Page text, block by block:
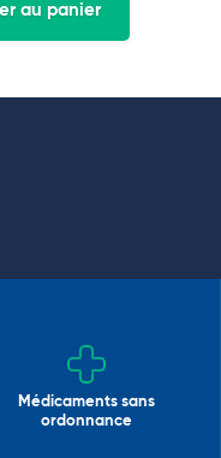
au panier
Médicaments sans
ordonnance